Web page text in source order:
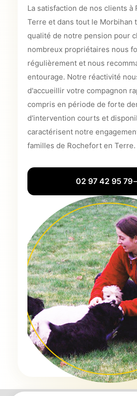
La satisfaction de nos clients à
Terre et dans tout le Morbihan
qualité de notre pension pour
nombreux propriétaires nous
régulièrement et nous
entourage. Notre réactivité
d'accueillir votre compagnon
compris en période de forte
d'intervention courts et
caractérisent notre
familles de Rochefort en Terre.
02 97 42 95 79